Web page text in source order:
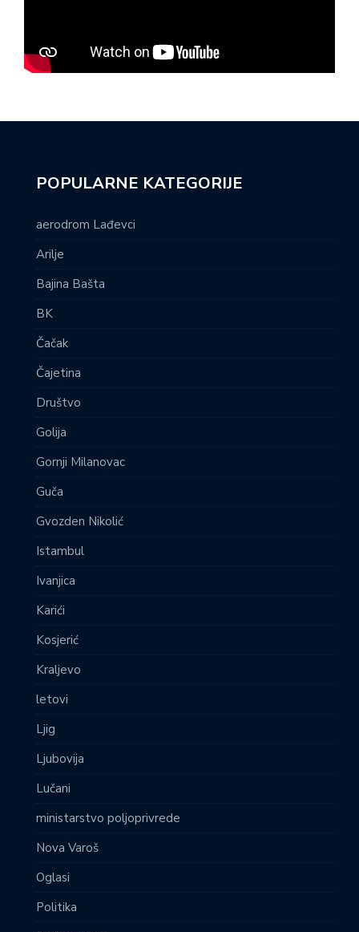
POPULARNE KATEGORIJE
aerodrom Lađevci
Arilje
Bajina Bašta
BK
Čačak
Čajetina
Društvo
Golija
Gornji Milanovac
Guča
Gvozden Nikolić
Istambul
Ivanjica
Karići
Kosjerić
Kraljevo
letovi
Ljig
Ljubovija
Lučani
ministarstvo poljoprivrede
Nova Varoš
Oglasi
Politika